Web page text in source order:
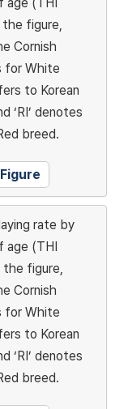
figure,
Cornish
for White
to Korean
‘RI’ denotes
breed.
rate by
age (THI
figure,
Cornish
for White
to Korean
‘RI’ denotes
breed.